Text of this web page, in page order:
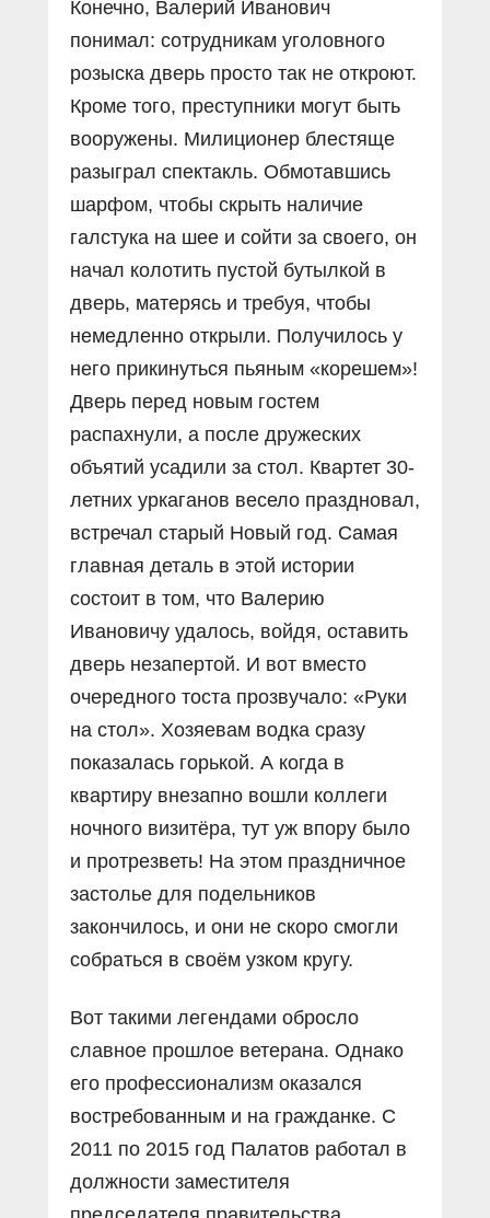
Конечно, Валерий Иванович
понимал: сотрудникам уголовного
розыска дверь просто так не откроют.
Кроме того, преступники могут быть
вооружены. Милиционер блестяще
разыграл спектакль. Обмотавшись
шарфом, чтобы скрыть наличие
галстука на шее и сойти за своего, он
начал колотить пустой бутылкой в
дверь, матерясь и требуя, чтобы
немедленно открыли. Получилось у
него прикинуться пьяным «корешем»!
Дверь перед новым гостем
распахнули, а после дружеских
объятий усадили за стол. Квартет 30-
летних уркаганов весело праздновал,
встречал старый Новый год. Самая
главная деталь в этой истории
состоит в том, что Валерию
Ивановичу удалось, войдя, оставить
дверь незапертой. И вот вместо
очередного тоста прозвучало: «Руки
на стол». Хозяевам водка сразу
показалась горькой. А когда в
квартиру внезапно вошли коллеги
ночного визитёра, тут уж впору было
и протрезветь! На этом праздничное
застолье для подельников
закончилось, и они не скоро смогли
собраться в своём узком кругу.
Вот такими легендами обросло
славное прошлое ветерана. Однако
его профессионализм оказался
востребованным и на гражданке. С
2011 по 2015 год Палатов работал в
должности заместителя